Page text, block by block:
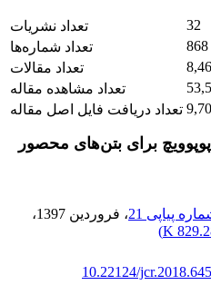
تعداد نشریات
32
تعداد شماره‌ها
868
تعداد مقالات
تعداد مشاهده مقاله
تعداد دریافت فایل اصل مقاله
برای بتن‌های محصور
، فروردین 1397
،
829.28
)
10.22124/